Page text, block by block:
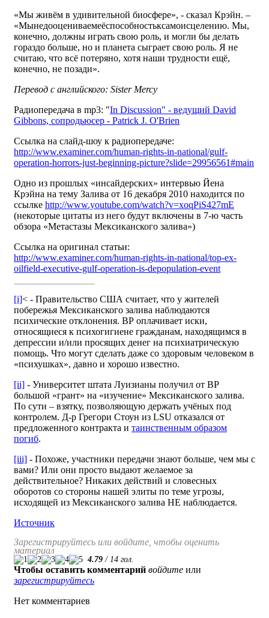
«Мы живём в удивительной биосфере», - сказал Крэйн. –
«Мынедооцениваемеёспособностьксамоисцелению. Мы,
конечно, должны играть свою роль, и могли бы делать
гораздо больше, но и планета сыграет свою роль. Я не
считаю, что всё потеряно, хотя наши трудности ещё,
конечно, не позади».
Перевод с английского: Sister Mercy
Радиопередача в mp3: "In Discussion" - ведущий David
Gibbons, сопродьюсер - Patrick J. O'Brien
Ссылка на слайд-шоу к радиопередаче:
http://www.examiner.com/human-rights-in-national/gulf-
operation-horrors-just-beginning-picture?slide=29956561#main
Одно из прошлых «инсайдерских» интервью Йена
Крэйна на тему Залива от 16 декабря 2010 находится по
ссылке http://www.youtube.com/watch?v=xoqPiS427mE
(некоторые цитаты из него будут включены в 7-ю часть
обзора «Метастазы Мексиканского залива»)
Ссылка на оригинал статьи:
http://www.examiner.com/human-rights-in-national/top-ex-
oilfield-executive-gulf-operation-is-depopulation-event
[i]< - Правительство США считает, что у жителей
побережья Мексиканского залива наблюдаются
психические отклонения. ВР оплачивает иски,
относящиеся к психогигиене гражданам, находящимся в
депрессии и/или просящих денег на психиатрическую
помощь. Что могут сделать даже со здоровым человеком в
«психушках», давно и хорошо известно.
[ii] - Университет штата Луизианы получил от ВР
большой «грант» на «изучение» Мексиканского залива.
По сути – взятку, позволяющую держать учёных под
контролем. Д-р Грегори Стоун из LSU отказался от
предложенного контракта и таинственным образом
погиб.
[iii] - Похоже, участники передачи знают больше, чем мы с
вами? Или они просто выдают желаемое за
действительное? Никаких действий и словесных
оборотов со стороны нашей элиты по теме угрозы,
исходящей из Мексиканского залива НЕ наблюдается.
Источник
Зарегистрируйтесь или войдите, чтобы оценить
материал
4.79 / 14 гол.
Чтобы оставить комментарий войдите или
зарегистрируйтесь
Нет комментариев